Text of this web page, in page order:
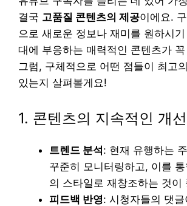
결국 고품질 콘텐츠의 제공이에요.
으로 새로운 정보나 재미를 원하시
대에 부응하는 매력적인 콘텐츠가
그럼, 구체적으로 어떤 점들이 최고
있는지 살펴볼게요!
1. 콘텐츠의 지속적인 개
트렌드 분석: 현재 유행하는
꾸준히 모니터링하고, 이를
의 스타일로 재창조하는 것이
피드백 반영: 시청자들의 댓